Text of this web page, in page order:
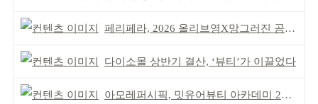
페리페라, 2026 올리브영X망그러진 곰 콜라보
다이소몰 상반기 결산, ‘뷰티’가 이끌었다
아모레퍼시픽, 밋유어뷰티 아카데미 2기 발대식